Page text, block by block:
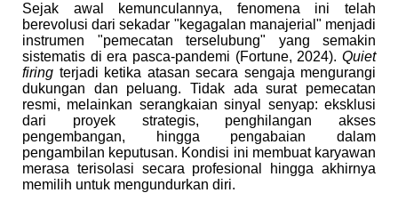
Sejak awal kemunculannya, fenomena ini telah
berevolusi dari sekadar "kegagalan manajerial" menjadi
instrumen "pemecatan terselubung" yang semakin
sistematis di era pasca-pandemi (Fortune, 2024). Quiet
firing terjadi ketika atasan secara sengaja mengurangi
dukungan dan peluang. Tidak ada surat pemecatan
resmi, melainkan serangkaian sinyal senyap: eksklusi
dari proyek strategis, penghilangan akses
pengembangan, hingga pengabaian dalam
pengambilan keputusan. Kondisi ini membuat karyawan
merasa terisolasi secara profesional hingga akhirnya
memilih untuk mengundurkan diri.